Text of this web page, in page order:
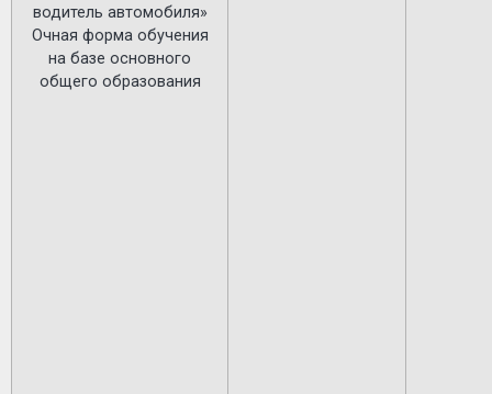
водитель автомобиля»
Очная форма обучения
на базе основного
общего образования